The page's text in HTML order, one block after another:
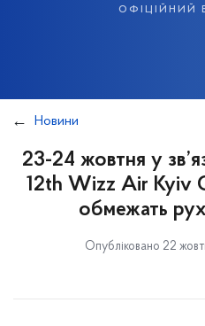
офіційний
Новини
23-24 жовтня у
12th Wizz Air Kyiv
обмежать
Опубліковано 22